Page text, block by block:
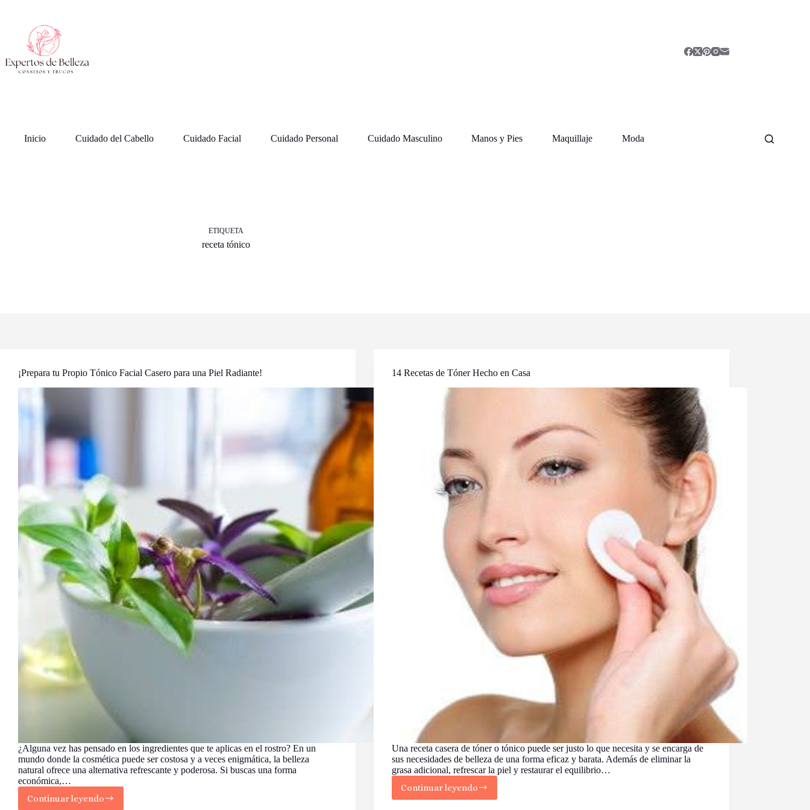
contenido
Inicio Cuidado del Cabello Cuidado Facial Cuidado Personal Cuidado Masculino Manos y Pies Maquillaje Moda
ETIQUETA
receta tónico
¡Prepara tu Propio Tónico Facial Casero para una Piel Radiante!
¿Alguna vez has pensado en los ingredientes que te aplicas en el rostro? En un
mundo donde la cosmética puede ser costosa y a veces enigmática, la belleza
natural ofrece una alternativa refrescante y poderosa. Si buscas una forma
económica,…
Continuar leyendo
¡Prepara
14 Recetas de Tóner Hecho en Casa
Una receta casera de tóner o tónico puede ser justo lo que necesita y se encarga de
sus necesidades de belleza de una forma eficaz y barata. Además de eliminar la
grasa adicional, refrescar la piel y restaurar el equilibrio…
Continuar leyendo
14
Recetas